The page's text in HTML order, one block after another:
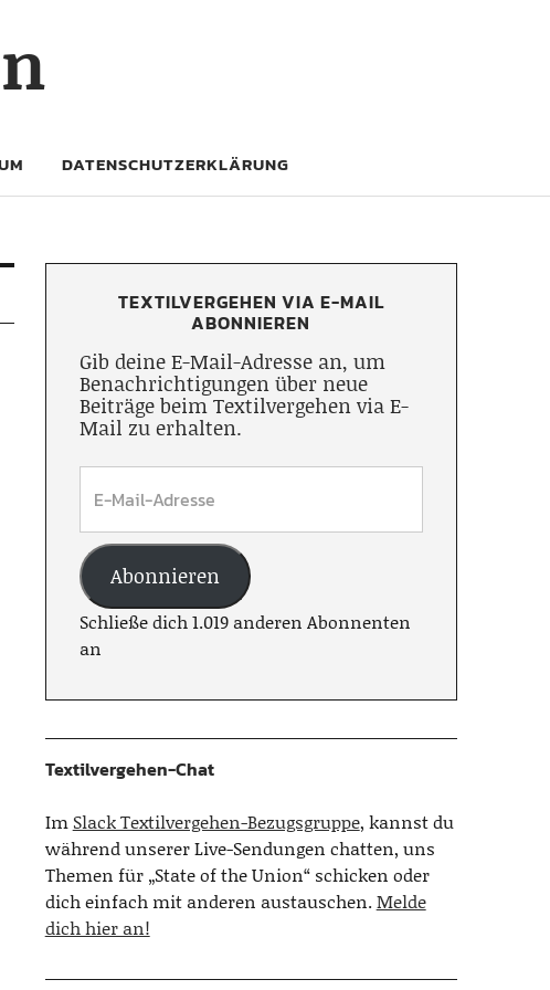
DATENSCHUTZERKLÄRUNG
TEXTILVERGEHEN VIA E-MAIL
ABONNIEREN
Gib deine E-Mail-Adresse an, um
Benachrichtigungen über neue
Beiträge beim Textilvergehen via E-
Mail zu erhalten.
Abonnieren
Schließe dich 1.019 anderen Abonnenten
an
Textilvergehen-Chat
Im Slack Textilvergehen-Bezugsgruppe, kannst du
während unserer Live-Sendungen chatten, uns
Themen für „State of the Union“ schicken oder
dich einfach mit anderen austauschen.Melde
dich hier an!